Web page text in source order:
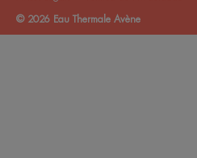
© 2026 Eau Thermale Avène